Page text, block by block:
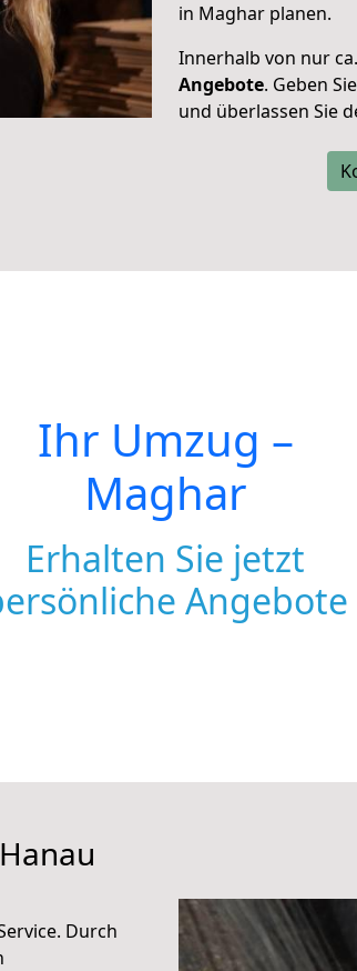
in Maghar planen.
Innerhalb von nur
Angebote. Geben
und überlassen Sie
Ihr Umzug –
Maghar
Erhalten Sie jetzt
Angebote
Durch